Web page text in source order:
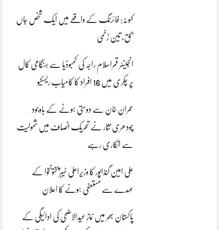
کہوٹہ: فائرنگ کے واقعے میں ایک شخص جاں
بحق، تین زخمی
انجینئر قمراسلام راجہ کی کمبوڈیا سے ہنگامی کال
پر چکری میں 16 افراد کا کامیاب ریسکیو
عمران خان سے دوستی ہونے کے باوجود
چودھری نثار نے تحریک انصاف میں شمولیت
سے انکاری رہے
علی امین گنڈاپور کا وزیراعلیٰ خیبرپختونخوا کے
عہدے سے مستعفی ہونے کا اعلان
پاکستان بھر میں نمازِ عیدالاضحی کی ادائیگی کے